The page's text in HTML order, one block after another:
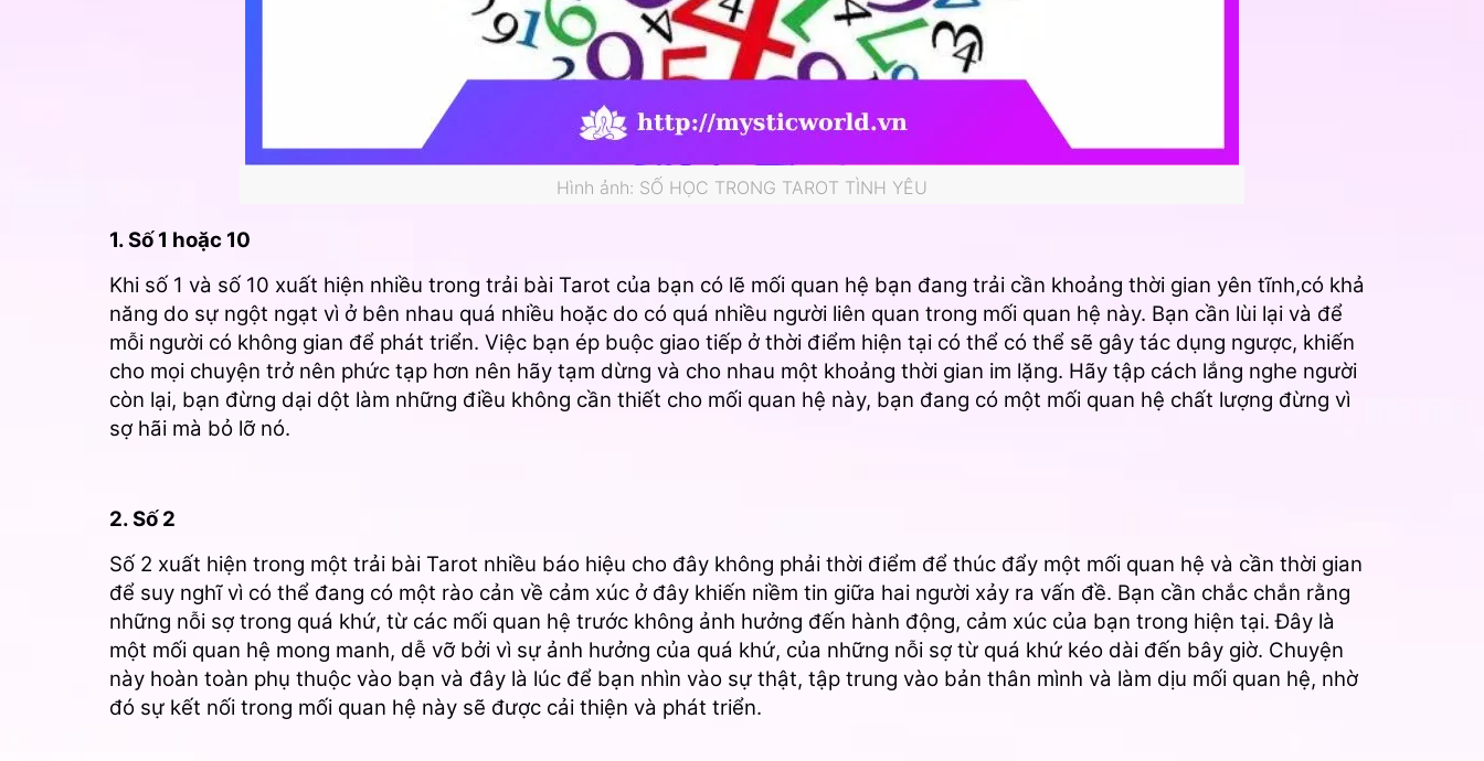
Hình ảnh: SỐ HỌC TRONG TAROT TÌNH YÊU
1. Số 1 hoặc 10
Khi số 1 và số 10 xuất hiện nhiều trong trải bài Tarot của bạn có lẽ mối quan hệ bạn đang trải cần khoảng thời gian yên tĩnh,có khả
năng do sự ngột ngạt vì ở bên nhau quá nhiều hoặc do có quá nhiều người liên quan trong mối quan hệ này. Bạn cần lùi lại và để
mỗi người có không gian để phát triển. Việc bạn ép buộc giao tiếp ở thời điểm hiện tại có thể có thể sẽ gây tác dụng ngược, khiến
cho mọi chuyện trở nên phức tạp hơn nên hãy tạm dừng và cho nhau một khoảng thời gian im lặng. Hãy tập cách lắng nghe người
còn lại, bạn đừng dại dột làm những điều không cần thiết cho mối quan hệ này, bạn đang có một mối quan hệ chất lượng đừng vì
sợ hãi mà bỏ lỡ nó.
2. Số 2
Số 2 xuất hiện trong một trải bài Tarot nhiều báo hiệu cho đây không phải thời điểm để thúc đẩy một mối quan hệ và cần thời gian
để suy nghĩ vì có thể đang có một rào cản về cảm xúc ở đây khiến niềm tin giữa hai người xảy ra vấn đề. Bạn cần chắc chắn rằng
những nỗi sợ trong quá khứ, từ các mối quan hệ trước không ảnh hưởng đến hành động, cảm xúc của bạn trong hiện tại. Đây là
một mối quan hệ mong manh, dễ vỡ bởi vì sự ảnh hưởng của quá khứ, của những nỗi sợ từ quá khứ kéo dài đến bây giờ. Chuyện
này hoàn toàn phụ thuộc vào bạn và đây là lúc để bạn nhìn vào sự thật, tập trung vào bản thân mình và làm dịu mối quan hệ, nhờ
đó sự kết nối trong mối quan hệ này sẽ được cải thiện và phát triển.